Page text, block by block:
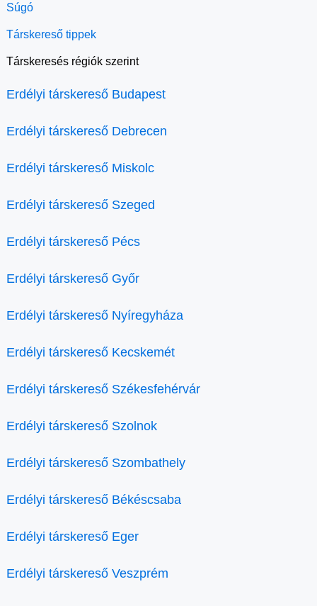
Súgó
Társkereső tippek
Társkeresés régiók szerint
Erdélyi társkereső Budapest
Erdélyi társkereső Debrecen
Erdélyi társkereső Miskolc
Erdélyi társkereső Szeged
Erdélyi társkereső Pécs
Erdélyi társkereső Győr
Erdélyi társkereső Nyíregyháza
Erdélyi társkereső Kecskemét
Erdélyi társkereső Székesfehérvár
Erdélyi társkereső Szolnok
Erdélyi társkereső Szombathely
Erdélyi társkereső Békéscsaba
Erdélyi társkereső Eger
Erdélyi társkereső Veszprém